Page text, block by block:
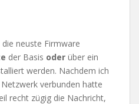
neuste Firmware
der Basis oder über ein
werden. Nachdem ich
verbunden hatte
recht zügig die Nachricht,